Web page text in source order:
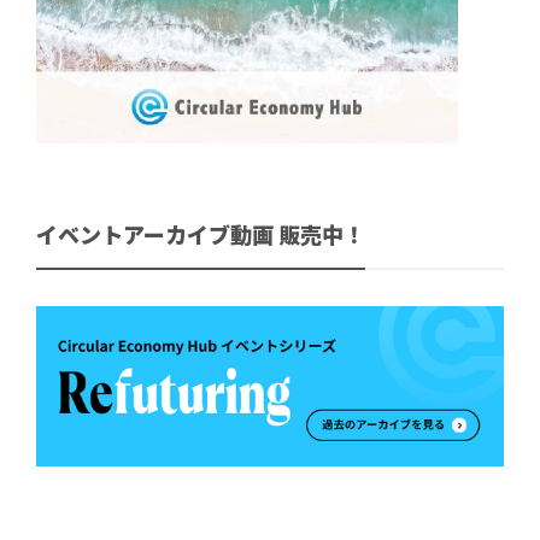
イベントアーカイブ動画 販売中！